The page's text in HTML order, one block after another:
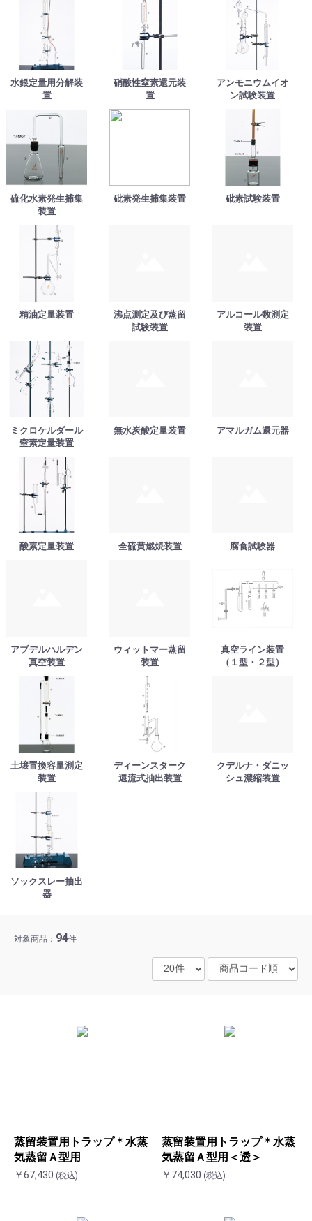
水銀定量用分解装
置
硝酸性窒素還元装
置
アンモニウムイオ
ン試験装置
硫化水素発生捕集
装置
砒素発生捕集装置 砒素試験装置
精油定量装置
沸点測定及び蒸留
試験装置
アルコール数測定
装置
ミクロケルダール
窒素定量装置
無水炭酸定量装置 アマルガム還元器
酸素定量装置 全硫黄燃焼装置 腐食試験器
アブデルハルデン
真空装置
ウィットマー蒸留
装置
真空ライン装置
（１型・２型）
土壌置換容量測定
装置
ディーンスターク
還流式抽出装置
クデルナ・ダニッ
シュ濃縮装置
ソックスレー抽出
器
対象商品： 94件
蒸留装置用トラップ＊水蒸
気蒸留Ａ型用
￥67,430 (税込)
蒸留装置用トラップ＊水蒸
気蒸留Ａ型用＜透＞
￥74,030 (税込)